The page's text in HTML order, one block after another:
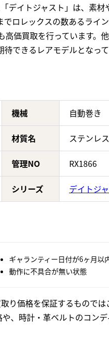
イトジャスト」は、素
ロレックスの数あるライ
価買取を行っています。
できるレアモデルとなって
機械 自動巻き
材質名 ステンレス
管理NO RX1866
シリーズ デイトジ
ギャランティー日付が6ヶ月以
動作に不具合が無い状態
り価格を保証するものでは
、時計・革ベルトのコン